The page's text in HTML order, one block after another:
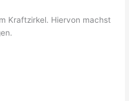
Kraftzirkel. Hiervon machst